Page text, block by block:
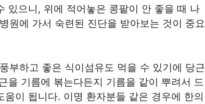
있으니, 위에 적어놓은 콩팥이 안 좋을 때 나
원에 가서 숙련된 진단을 받아보는 것이 중요
부하고 좋은 식이섬유도 먹을 수 있기에 당근
을 기름에 볶는다든지 기름을 같이 뿌려서 드
이 됩니다. 이명 환자분들 같은 경우에 한의